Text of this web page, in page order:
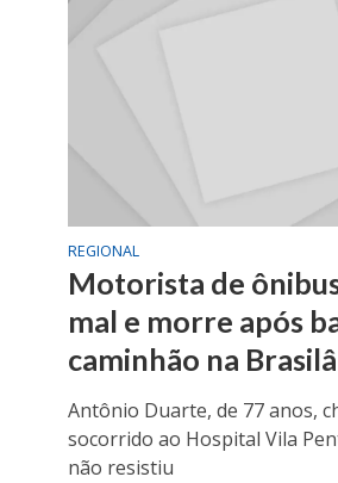
REGIONAL
Motorista de
mal e morre após
caminhão na
Antônio Duarte, de 77 anos,
socorrido ao Hospital Vila
não resistiu